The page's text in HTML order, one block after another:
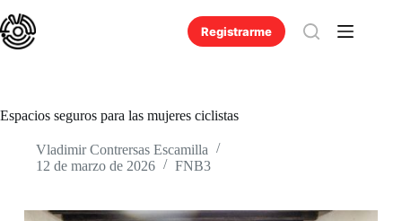
al
contenido
Registrarme
Espacios seguros para las mujeres ciclistas
Vladimir Contrersas Escamilla
12 de marzo de 2026
FNB3